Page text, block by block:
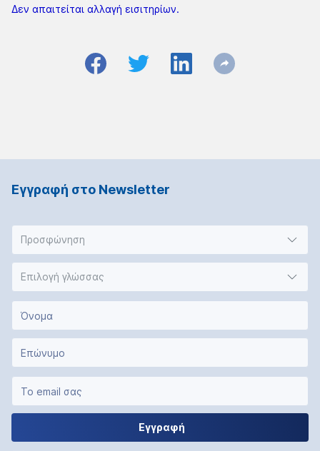
Δεν απαιτείται αλλαγή εισιτηρίων.
Εγγραφή στο Νewsletter
Προσφώνηση
Επιλογή γλώσσας
Εγγραφή